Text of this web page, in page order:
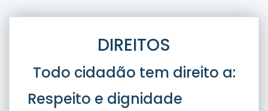
DIREITOS
Todo cidadão tem direito a:
Respeito e dignidade